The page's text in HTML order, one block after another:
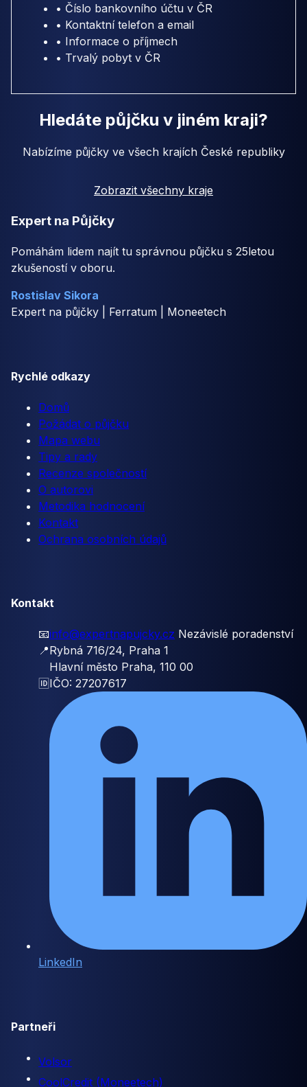
• Číslo bankovního účtu v ČR
• Kontaktní telefon a email
• Informace o příjmech
• Trvalý pobyt v ČR
Hledáte půjčku v jiném kraji?
Nabízíme půjčky ve všech krajích České republiky
Zobrazit všechny kraje
Expert na Půjčky
Pomáhám lidem najít tu správnou půjčku s 25letou
zkušeností v oboru.
Rostislav Sikora
Expert na půjčky | Ferratum | Moneetech
Rychlé odkazy
Domů
Požádat o půjčku
Mapa webu
Tipy a rady
Recenze společností
O autorovi
Metodika hodnocení
Kontakt
Ochrana osobních údajů
Kontakt
📧info@expertnapujcky.cz Nezávislé poradenství
📍Rybná 716/24, Praha 1
Hlavní město Praha, 110 00
🆔 IČO: 27207617
LinkedIn
Partneři
Volsor
CoolCredit (Moneetech)